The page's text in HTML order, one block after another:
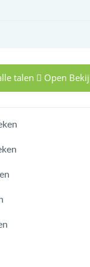
talen Open